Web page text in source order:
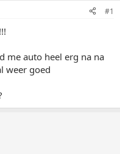
#1
me auto heel erg na na
weer goed